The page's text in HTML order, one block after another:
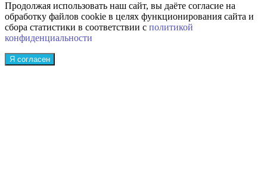
Продолжая использовать наш сайт, вы даёте согласие на
обработку файлов cookie в целях функционирования сайта и
сбора статистики в соответствии с политикой
конфиденциальности
Я согласен